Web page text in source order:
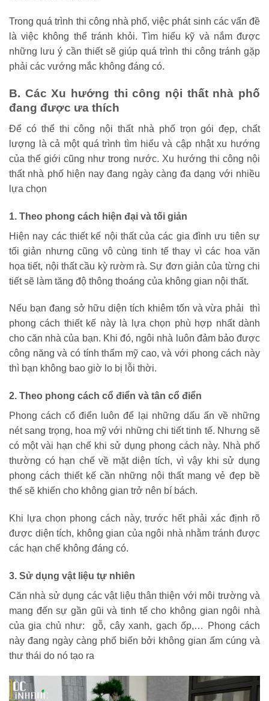
Trong quá trình thi công nhà phố, việc phát sinh các vấn đề
là việc không thể tránh khỏi. Tìm hiểu kỹ và nắm được
những lưu ý cần thiết sẽ giúp quá trình thi công tránh gặp
phải các vướng mắc không đáng có.
B. Các Xu hướng thi công nội thất nhà phố
đang được ưa thích
Để có thể thi công nội thất nhà phố trọn gói đẹp, chất
lượng là cả một quá trình tìm hiểu và cập nhật xu hướng
của thế giới cũng như trong nước. Xu hướng thi công nội
thất nhà phố hiện nay đang ngày càng đa dạng với nhiều
lựa chọn
1. Theo phong cách hiện đại và tối giản
Hiện nay các thiết kế nội thất của các gia đình ưu tiên sự
tối giản nhưng cũng vô cùng tinh tế thay vì các hoa văn
họa tiết, nội thất cầu kỳ rườm rà. Sự đơn giản của từng chi
tiết sẽ làm tăng độ thông thoáng của không gian nội thất.
Nếu bạn đang sở hữu diện tích khiêm tốn và vừa phải thì
phong cách thiết kế này là lựa chọn phù hợp nhất dành
cho căn nhà của bạn. Khi đó, ngôi nhà luôn đảm bảo được
công năng và có tính thẩm mỹ cao, và với phong cách này
thì bạn không bao giờ lo bị lỗi thời.
2. Theo phong cách cổ điển và tân cổ điển
Phong cách cổ điển luôn để lại những dấu ấn về những
nét sang trọng, hoa mỹ với những chi tiết tinh tế. Nhưng sẽ
có một vài hạn chế khi sử dụng phong cách này. Nhà phố
thường có hạn chế về mặt diện tích, vì vậy khi sử dụng
phong cách thiết kế cần những nội thất mang vẻ đẹp bề
thế sẽ khiến cho không gian trở nên bí bách.
Khi lựa chọn phong cách này, trước hết phải xác định rõ
được diện tích, không gian của ngôi nhà nhằm tránh được
các hạn chế không đáng có.
3. Sử dụng vật liệu tự nhiên
Căn nhà sử dụng các vật liệu thân thiện với môi trường và
mang đến sự gần gũi và tinh tế cho không gian ngôi nhà
của gia chủ như: gỗ, cây xanh, gạch ốp,… Phong cách
này đang ngày càng phổ biến bởi không gian ấm cúng và
thư thái do nó tạo ra